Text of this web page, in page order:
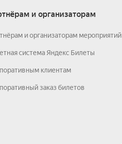
и организаторам
и организаторам мероприятий
система Яндекс Билеты
клиентам
заказ билетов